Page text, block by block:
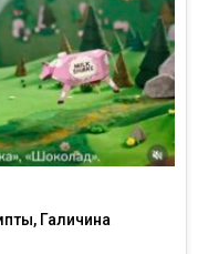
Галичина